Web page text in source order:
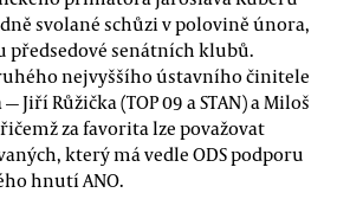
svolané schůzi v polovině února,
předsedové senátních klubů.
nejvyššího ústavního činitele
Jiří Růžička (TOP 09 a STAN) a Miloš
za favorita lze považovat
který má vedle ODS podporu
hnutí ANO.